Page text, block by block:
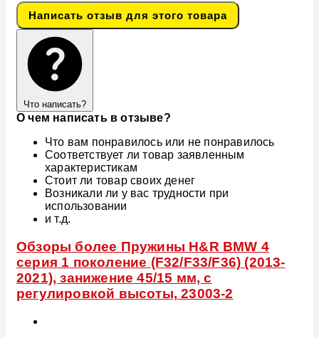
Написать отзыв для этого товара
Что написать?
О чем написать в отзыве?
Что вам понравилось или не понравилось
Соответствует ли товар заявленным
характеристикам
Стоит ли товар своих денег
Возникали ли у вас трудности при
использовании
и т.д.
Обзоры более Пружины H&R BMW 4
серия 1 поколение (F32/F33/F36) (2013-
2021), занижение 45/15 мм, с
регулировкой высоты, 23003-2